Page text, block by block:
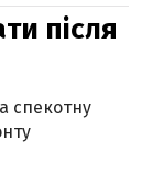
після
спекотну